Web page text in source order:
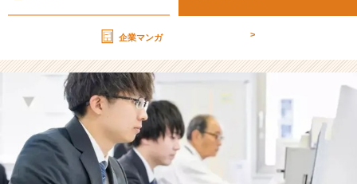
【株
式
会
社
ク
リ
テ
ッ
ク
企業マンガ >